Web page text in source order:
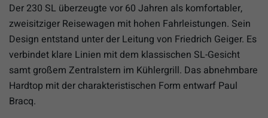
Der 230 SL überzeugte vor 60 Jahren als komfortabler,
zweisitziger Reisewagen mit hohen Fahrleistungen. Sein
Design entstand unter der Leitung von Friedrich Geiger. Es
verbindet klare Linien mit dem klassischen SL-Gesicht
samt großem Zentralstern im Kühlergrill. Das abnehmbare
Hardtop mit der charakteristischen Form entwarf Paul
Bracq.